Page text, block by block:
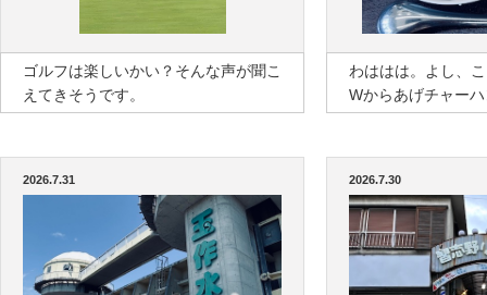
ゴルフは楽しいかい？そんな声が聞こ
えてきそうです。
わははは。よし、
Wからあげチャー
2026.7.31 2026.7.30